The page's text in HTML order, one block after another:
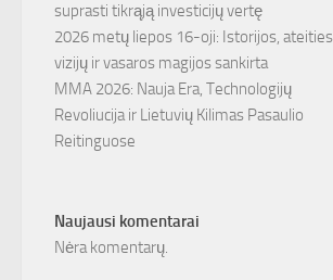
suprasti tikrąją investicijų vertę
2026 metų liepos 16-oji: Istorijos, ateities
vizijų ir vasaros magijos sankirta
MMA 2026: Nauja Era, Technologijų
Revoliucija ir Lietuvių Kilimas Pasaulio
Reitinguose
Naujausi komentarai
Nėra komentarų.